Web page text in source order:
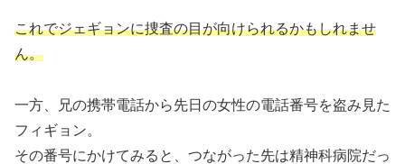
これでジェギョンに捜査の目が向けられるかもしれませ
ん。
一方、兄の携帯電話から先日の女性の電話番号を盗み見た
フィギョン。
その番号にかけてみると、つながった先は精神科病院だっ